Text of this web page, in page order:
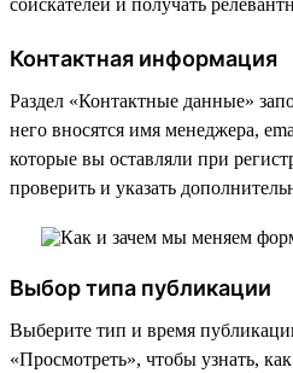
Контактная информация
Раздел «Контактные данные»
него вносятся имя менеджера,
которые вы оставляли при
проверить и указать
Выбор типа публикации
Выберите тип и время
«Просмотреть», чтобы узнать,